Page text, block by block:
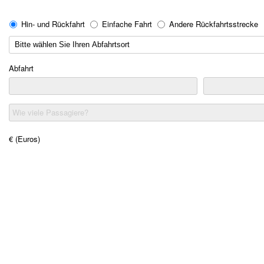
Hin- und Rückfahrt Einfache Fahrt Andere Rückfahrtsstrecke
Abfahrt
Wie viele Passagiere?
€ (Euros)